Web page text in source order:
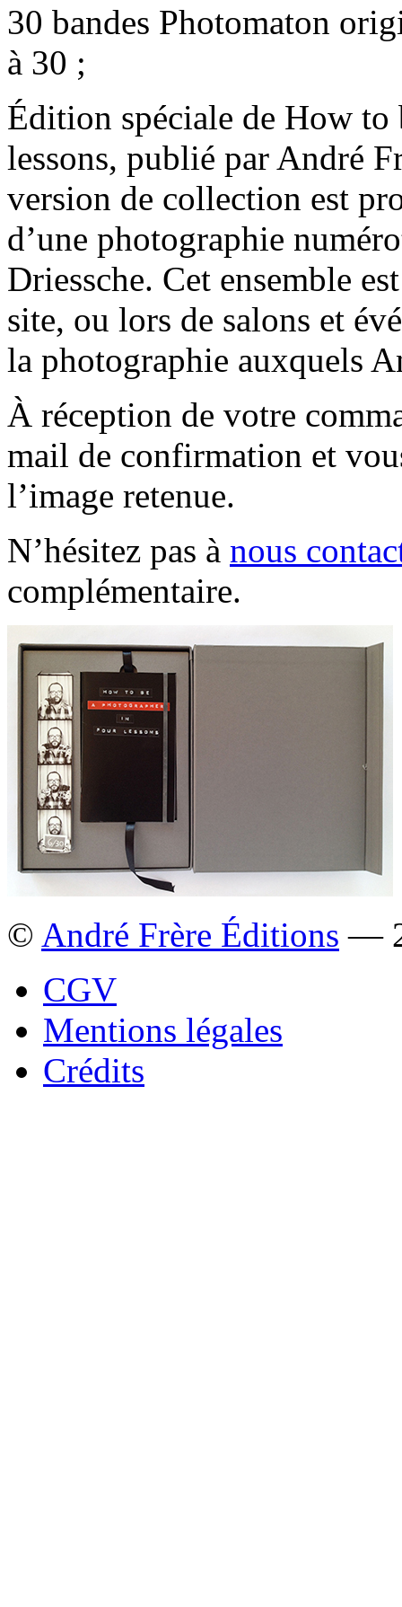
30 bandes Photomaton
à 30 ;
Édition spéciale de How
lessons, publié par André
version de collection est
d’une photographie
Driessche. Cet ensemble
site, ou lors de salons et
la photographie auxquels
À réception de votre
mail de confirmation et
l’image retenue.
N’hésitez pas à nous
complémentaire.
© André Frère Éditions —
CGV
Mentions légales
Crédits